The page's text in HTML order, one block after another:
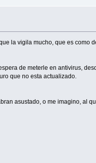
la vigila mucho, que es como
de meterle en antivirus,
que no esta actualizado.
asustado, o me imagino, al